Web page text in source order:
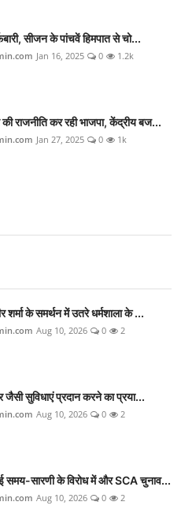
सीजन के पांचवें हिमपात से चो...
Jan 16, 2025 0 1.2k
राजनीति कर रही भाजपा, केंद्रीय बज...
Jan 27, 2025 0 1k
शर्मा के समर्थन में उतरे धर्मशाला के ...
Aug 10, 2026 0 2
जैसी सुविधाएं प्रदान करने का प्रया...
Aug 10, 2026 0 2
समय-सारणी के विरोध में और SCA चुनाव...
Aug 10, 2026 0 2